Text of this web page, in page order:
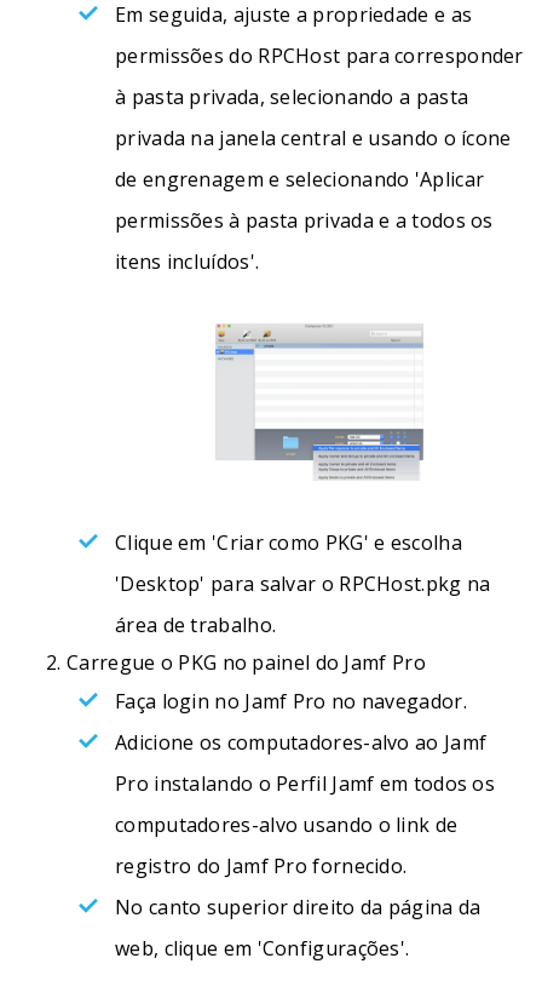
Em seguida, ajuste a propriedade e as
permissões do RPCHost para corresponder
à pasta privada, selecionando a pasta
privada na janela central e usando o ícone
de engrenagem e selecionando 'Aplicar
permissões à pasta privada e a todos os
itens incluídos'.
Clique em 'Criar como PKG' e escolha
'Desktop' para salvar o RPCHost.pkg na
área de trabalho.
Carregue o PKG no painel do Jamf Pro
Faça login no Jamf Pro no navegador.
Adicione os computadores-alvo ao Jamf
Pro instalando o Perfil Jamf em todos os
computadores-alvo usando o link de
registro do Jamf Pro fornecido.
No canto superior direito da página da
web, clique em 'Configurações'.